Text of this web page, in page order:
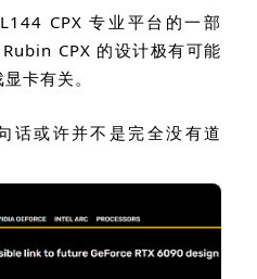
CPX专业平台的一部
Rubin CPX 的设计极有可能
卡有关。
话或许并不是完全没有道